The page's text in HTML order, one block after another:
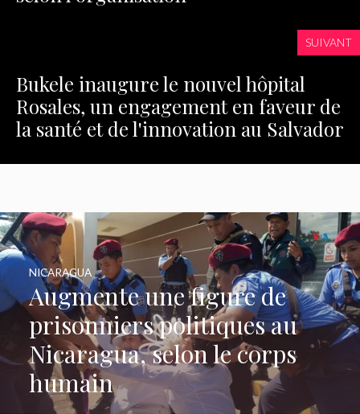
SUIVANT
Bukele inaugure le nouvel hôpital
Rosales, un engagement en faveur de
la santé et de l'innovation au Salvador
Augmente une figure de
prisonniers politiques au
Nicaragua, selon le corps
humain
NICARAGUA